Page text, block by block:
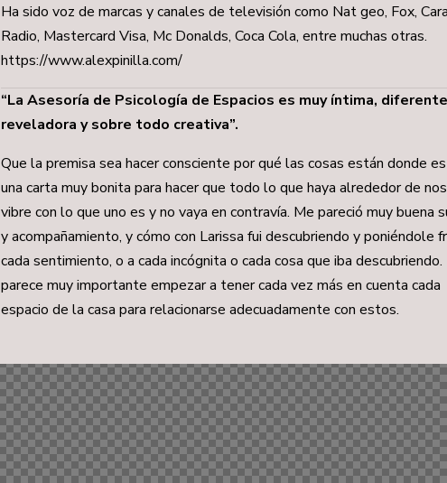
Ha sido voz de marcas y canales de televisión como Nat geo, Fox,
Radio, Mastercard Visa, Mc Donalds, Coca Cola, entre muchas otras.
https://www.alexpinilla.com/
“La Asesoría de Psicología de Espacios es muy íntima,
reveladora y sobre todo creativa”.
Que la premisa sea hacer consciente por qué las cosas están donde
una carta muy bonita para hacer que todo lo que haya alrededor de
vibre con lo que uno es y no vaya en contravía. Me pareció muy buena
y acompañamiento, y cómo con Larissa fui descubriendo y poniéndole
cada sentimiento, o a cada incógnita o cada cosa que iba
parece muy importante empezar a tener cada vez más en cuenta cada
espacio de la casa para relacionarse adecuadamente con estos.